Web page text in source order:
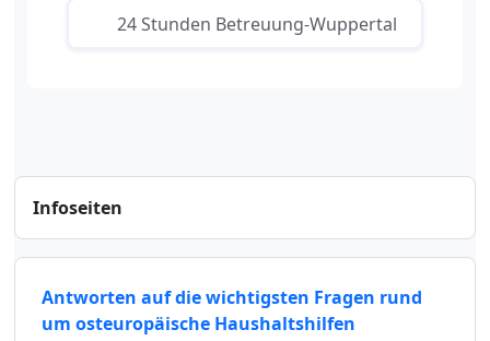
24 Stunden Betreuung-Wuppertal
Infoseiten
Antworten auf die wichtigsten Fragen rund
um osteuropäische Haushaltshilfen